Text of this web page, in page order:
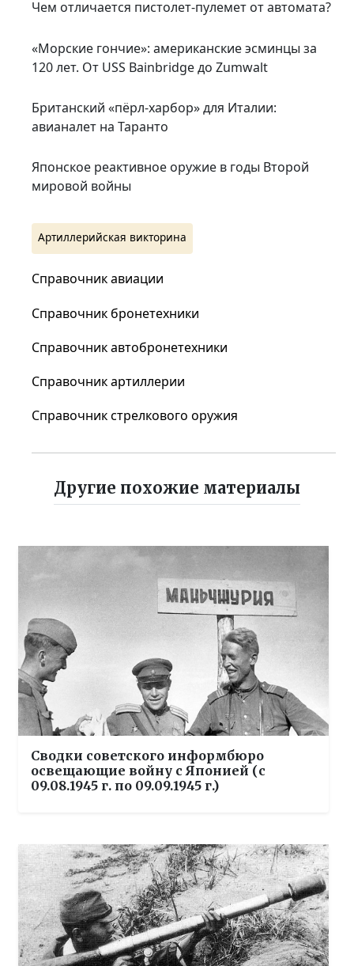
Чем отличается пистолет-пулемет от автомата?
«Морские гончие»: американские эсминцы за
120 лет. От USS Bainbridge до Zumwalt
Британский «пёрл-харбор» для Италии:
авианалет на Таранто
Японское реактивное оружие в годы Второй
мировой войны
Артиллерийская викторина
Справочник авиации
Справочник бронетехники
Справочник автобронетехники
Справочник артиллерии
Справочник стрелкового оружия
Другие похожие материалы
Сводки советского информбюро
освещающие войну с Японией (с
09.08.1945 г. по 09.09.1945 г.)